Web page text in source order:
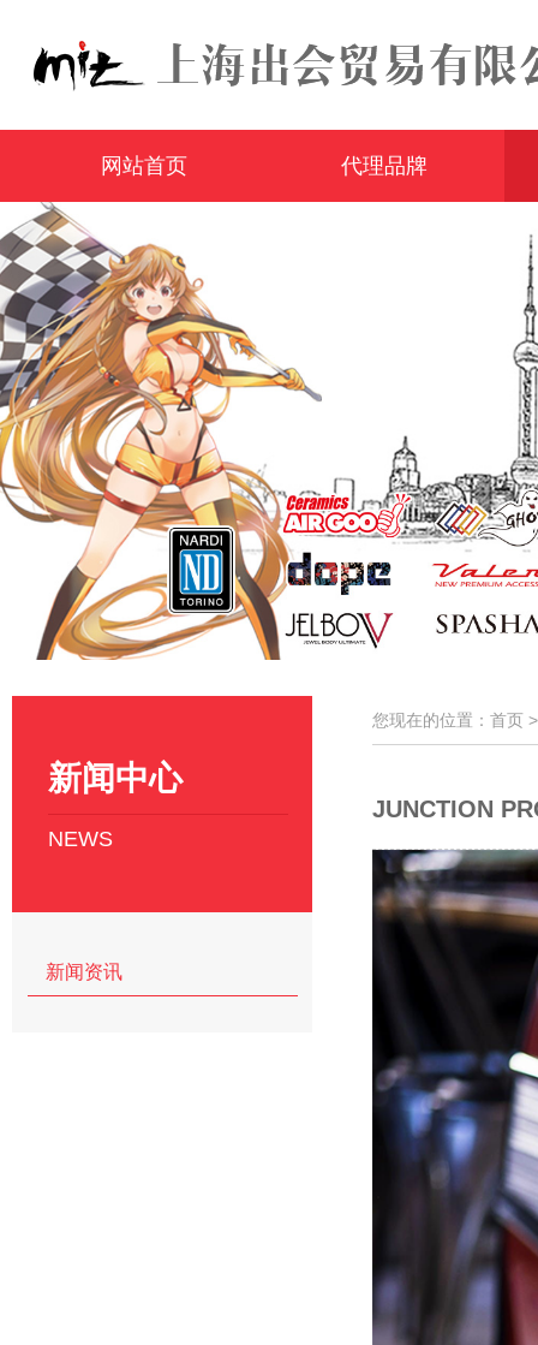
网站首页 代理品牌
新闻中心
NEWS
新闻资讯
您现在的位置：首页
JUNCTION